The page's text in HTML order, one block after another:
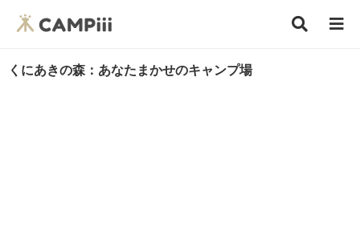
くにあきの森：あなたまかせのキャンプ場